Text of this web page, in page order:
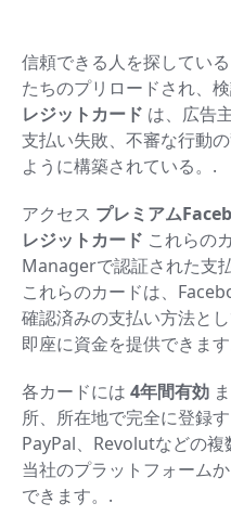
信頼できる人を探している
たちのプリロードされ、
レジットカード は、広告
支払い失敗、不審な行動
ように構築されている。.
アクセス プレミアム
レジットカード これらの
Managerで認証された支
これらのカードは、
確認済みの支払い方法と
即座に資金を提供できま
各カードには 4年間有効
所、所在地で完全に登録
PayPal、Revolutなどの複
当社のプラットフォーム
できます。.